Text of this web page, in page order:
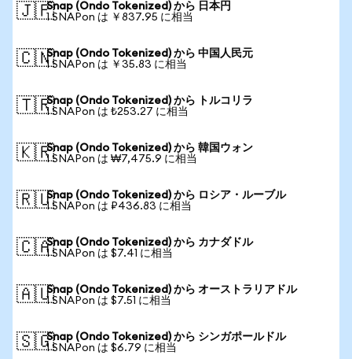
🇯🇵Snap (Ondo Tokenized) から 日本円
1 SNAPon は ￥837.95 に相当
🇨🇳Snap (Ondo Tokenized) から 中国人民元
1 SNAPon は ￥35.83 に相当
🇹🇷Snap (Ondo Tokenized) から トルコリラ
1 SNAPon は ₺253.27 に相当
🇰🇷Snap (Ondo Tokenized) から 韓国ウォン
1 SNAPon は ₩7,475.9 に相当
🇷🇺Snap (Ondo Tokenized) から ロシア・ルーブル
1 SNAPon は ₽436.83 に相当
🇨🇦Snap (Ondo Tokenized) から カナダドル
1 SNAPon は $7.41 に相当
🇦🇺Snap (Ondo Tokenized) から オーストラリアドル
1 SNAPon は $7.51 に相当
🇸🇬Snap (Ondo Tokenized) から シンガポールドル
1 SNAPon は $6.79 に相当